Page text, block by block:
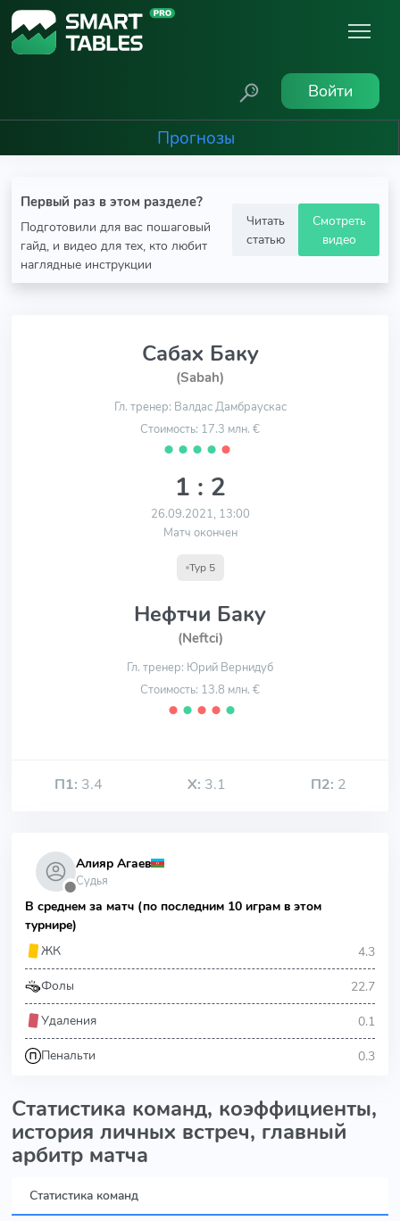
Войти
Прогнозы
Первый раз в этом разделе?
Подготовили для вас пошаговый
гайд, и видео для тех, кто любит
наглядные инструкции
Читать
статью
Смотреть
видео
Сабах Баку
(Sabah)
Гл. тренер: Валдас Дамбраускас
Стоимость: 17.3 млн. €
⬤ ⬤ ⬤ ⬤ ⬤
1 : 2
26.09.2021, 13:00
Матч окончен
Тур 5
Нефтчи Баку
(Neftci)
Гл. тренер: Юрий Вернидуб
Стоимость: 13.8 млн. €
⬤ ⬤ ⬤ ⬤ ⬤
П1: 3.4 Х: 3.1 П2: 2
⬤
Алияр Агаев
Судья
В среднем за матч (по последним 10 играм в этом
турнире)
ЖК
4.3
Фолы 22.7
Удаления 0.1
Пенальти 0.3
Статистика команд, коэффициенты,
история личных встреч, главный
арбитр матча
Статистика команд